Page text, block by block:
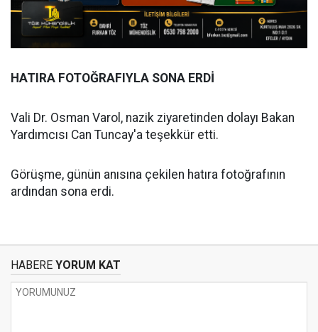
HATIRA FOTOĞRAFIYLA SONA ERDİ
Vali Dr. Osman Varol, nazik ziyaretinden dolayı Bakan
Yardımcısı Can Tuncay'a teşekkür etti.
Görüşme, günün anısına çekilen hatıra fotoğrafının
ardından sona erdi.
HABERE YORUM KAT